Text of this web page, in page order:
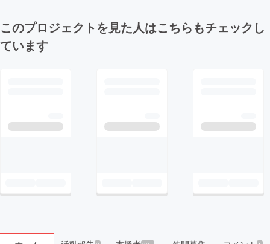
このプロジェクトを見た人はこちらもチェックし
ています